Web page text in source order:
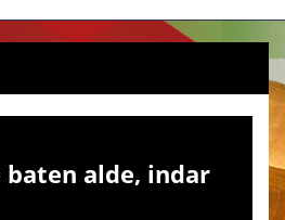
baten alde, indar